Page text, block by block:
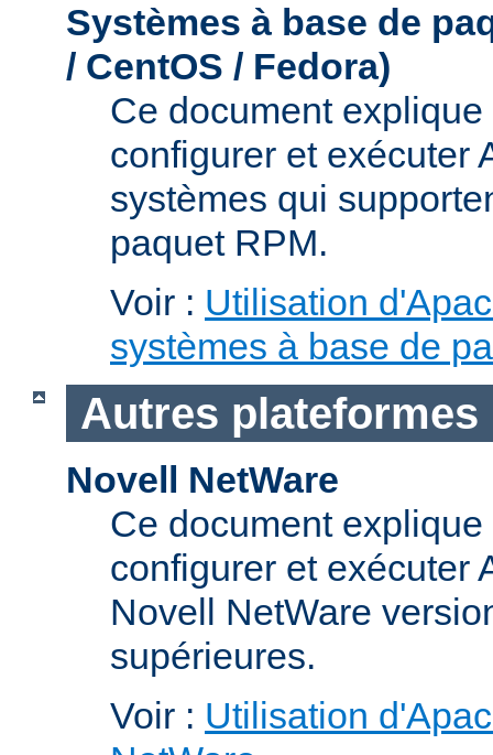
Systèmes à base de
/ CentOS / Fedora)
Ce document
configurer et exécuter
systèmes qui
paquet RPM.
Voir : Utilisation
systèmes à base de
Autres plateformes
Novell NetWare
Ce document
configurer et exécuter
Novell NetWare
supérieures.
Voir : Utilisation